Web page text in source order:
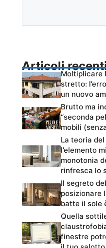
Articoli
Moltiplicare
stretto:
un nuovo
Brutto ma
“seconda
mobili
La teoria
l’elemento
monotonia
rinfresca lo
Il segreto
posizionare
batte il sole
Quella
finestre